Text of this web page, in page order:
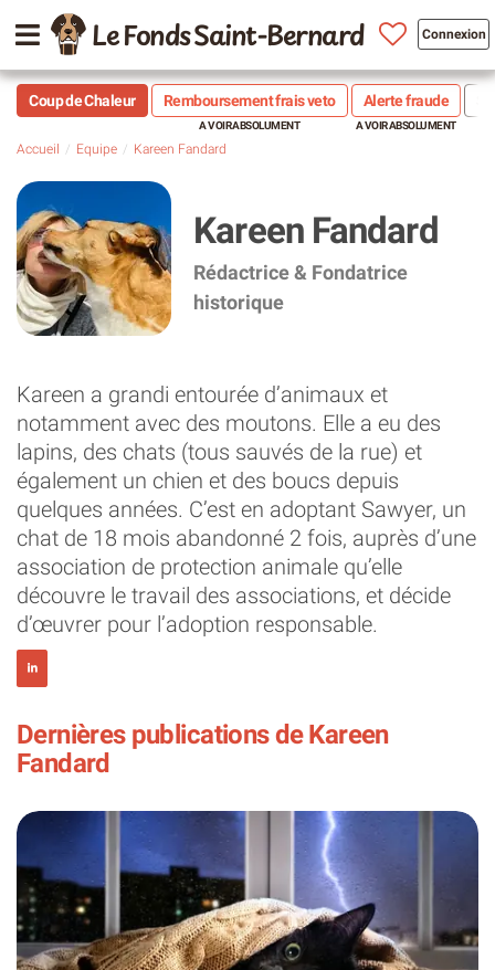
Le Fonds Saint-Bernard Connexion
Coup de Chaleur Remboursement frais veto Alerte fraude
Accueil Equipe Kareen Fandard
Kareen Fandard
Rédactrice & Fondatrice
historique
Kareen a grandi entourée d’animaux et
notamment avec des moutons. Elle a eu des
lapins, des chats (tous sauvés de la rue) et
également un chien et des boucs depuis
quelques années. C’est en adoptant Sawyer, un
chat de 18 mois abandonné 2 fois, auprès d’une
association de protection animale qu’elle
découvre le travail des associations, et décide
d’œuvrer pour l’adoption responsable.
Dernières publications de Kareen
Fandard